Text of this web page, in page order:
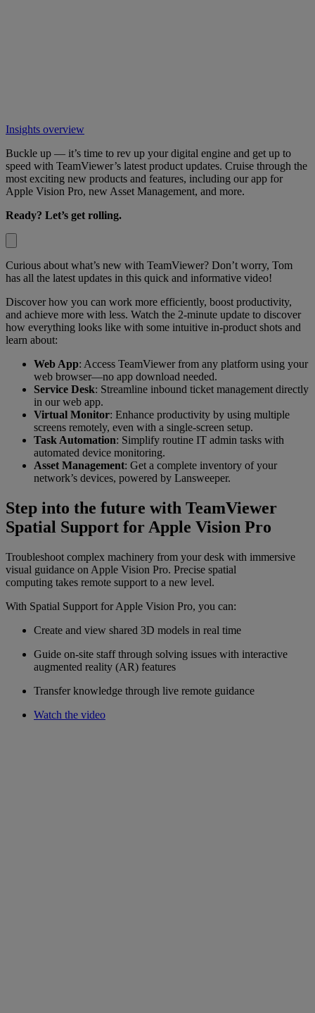
Insights overview
Buckle up — it’s time to rev up your digital engine and get up to
speed with TeamViewer’s latest product updates. Cruise through the
most exciting new products and features, including our app for
Apple Vision Pro, new Asset Management, and more.
Ready? Let’s get rolling.
Curious about what’s new with TeamViewer? Don’t worry, Tom
has all the latest updates in this quick and informative video!
Discover how you can work more efficiently, boost productivity,
and achieve more with less. Watch the 2-minute update to discover
how everything looks like with some intuitive in-product shots and
learn about:
Web App: Access TeamViewer from any platform using your
web browser—no app download needed.
Service Desk: Streamline inbound ticket management directly
in our web app.
Virtual Monitor: Enhance productivity by using multiple
screens remotely, even with a single-screen setup.
Task Automation: Simplify routine IT admin tasks with
automated device monitoring.
Asset Management: Get a complete inventory of your
network’s devices, powered by Lansweeper.
Step into the future with TeamViewer
Spatial Support for Apple Vision Pro
Troubleshoot complex machinery from your desk with immersive
visual guidance on Apple Vision Pro. Precise spatial
computing takes remote support to a new level.
With Spatial Support for Apple Vision Pro, you can:
Create and view shared 3D models in real time
Guide on-site staff through solving issues with interactive
augmented reality (AR) features
Transfer knowledge through live remote guidance
Watch the video